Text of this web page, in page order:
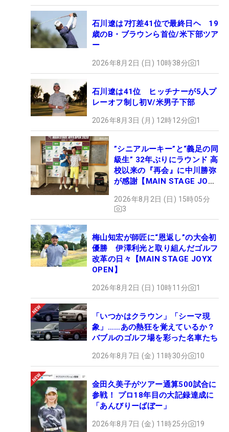
石川遼は7打差41位で最終日ヘ 19
歳のB・ブラウンら首位/米下部ツア
ー
2026年8月2日 (日) 10時38分 1
石川遼は41位 ヒッチナーが5人プ
レーオフ制し初V/米男子下部
2026年8月3日 (月) 12時12分 1
”シニアルーキー”と“義足の同
級生” 32年ぶりにラウンド 高
校以来の『再会』に中川勝弥
が感謝【MAIN STAGE JOYX
2026年8月2日 (日) 15時05分
3
梅山知宏が師匠に“恩返し”の大会初
優勝 伊澤利光と取り組んだゴルフ
改革の日々【MAIN STAGE JOYX
OPEN】
2026年8月2日 (日) 10時11分 1
「いつかはクラウン」「シーマ現
象」……あの熱狂を覚えているか？
バブルのゴルフ場を彩った名車たち
2026年8月7日 (金) 11時30分 10
金田久美子がツアー通算500試合に
参戦！ プロ18年目の大記録達成に
「あんびりーばぼー」
2026年8月7日 (金) 11時25分 19